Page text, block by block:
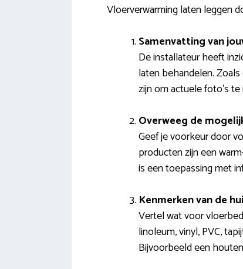
Vloerverwarming laten leggen
Samenvatting van
De installateur heeft
laten behandelen.
zijn om actuele foto’s
Overweeg de
Geef je voorkeur door
producten zijn een
is een toepassing met
Kenmerken van de
Vertel wat voor
linoleum, vinyl, PVC,
Bijvoorbeeld een